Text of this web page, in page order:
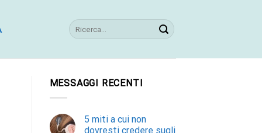
MESSAGGI RECENTI
5 miti a cui non
dovresti credere sugli